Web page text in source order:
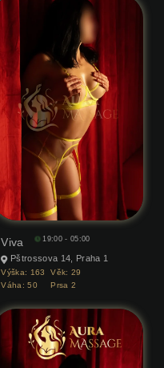
Viva 19:00 - 05:00
Pštrossova 14, Praha 1
Výška: 163
Váha:50
Věk:29
Prsa2